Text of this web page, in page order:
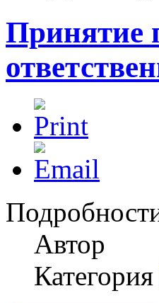
Принятие
Автор
Категория